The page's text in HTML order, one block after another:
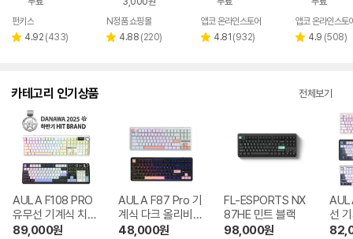
페이
펀키스
별 4.92 리
(433)
페이
N정품 쇼핑몰
별 4.88 리
(220)
앱코 온라인스토어
별 4.81 리
(932)
앱코 온라인스토
별 4.9 리
(508)
카테고리 인기상품 전체보기
AULA F108 PRO
유무선 기계식 치즈
화이트 한글
89,000원
AULA F87 Pro 기
계식 다크 올리비아
한글
48,000원
FL-ESPORTS NX
87HE 민트 블랙
98,000원
선
블랙